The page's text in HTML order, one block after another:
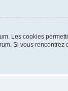
Les cookies
Si vous rencontrez